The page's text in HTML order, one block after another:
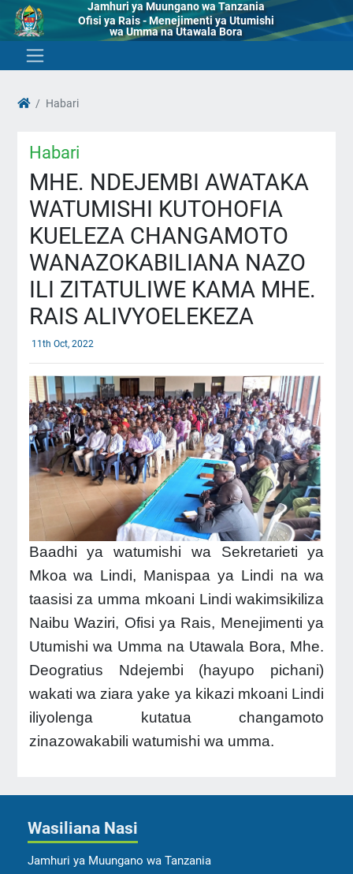
Jamhuri ya Muungano wa Tanzania
Ofisi ya Rais - Menejimenti ya Utumishi
wa Umma na Utawala Bora
Habari
Habari
MHE. NDEJEMBI AWATAKA
WATUMISHI KUTOHOFIA
KUELEZA CHANGAMOTO
WANAZOKABILIANA NAZO
ILI ZITATULIWE KAMA MHE.
RAIS ALIVYOELEKEZA
11th Oct, 2022
Baadhi ya watumishi wa Sekretarieti ya
Mkoa wa Lindi, Manispaa ya Lindi na wa
taasisi za umma mkoani Lindi wakimsikiliza
Naibu Waziri, Ofisi ya Rais, Menejimenti ya
Utumishi wa Umma na Utawala Bora, Mhe.
Deogratius Ndejembi (hayupo pichani)
wakati wa ziara yake ya kikazi mkoani Lindi
iliyolenga kutatua changamoto
zinazowakabili watumishi wa umma.
Wasiliana Nasi
Jamhuri ya Muungano wa Tanzania